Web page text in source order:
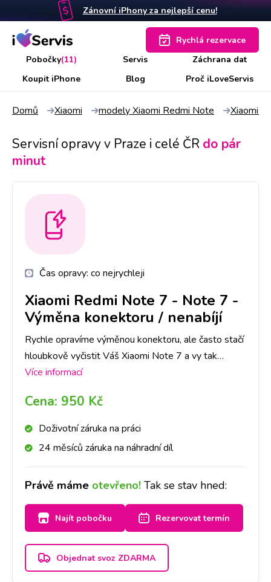
Zánovní iPhony za nejlepší cenu!
Pobočky(11) Servis
Záchrana dat
Koupit iPhone
Blog Proč iLoveServis
Rychlá rezervace
Domů Xiaomi modely Xiaomi Redmi Note Xiaomi
Servisní opravy v Praze i celé ČR do pár
minut
Čas opravy: co nejrychleji
Xiaomi Redmi Note 7 - Note 7 -
Výměna konektoru / nenabíjí
Rychle opravíme výměnou konektoru, ale často stačí
hloubkově vyčistit Váš Xiaomi Note 7 a vy tak
ušetříte čas i peníze. Nejlepší je nyní se zastavit na
Více informací
Cena: 950 Kč
Doživotní záruka na práci
24 měsíců záruka na náhradní díl
Právě máme otevřeno! Tak se stav hned:
Najít pobočku Rezervovat termín
Objednat svoz ZDARMA